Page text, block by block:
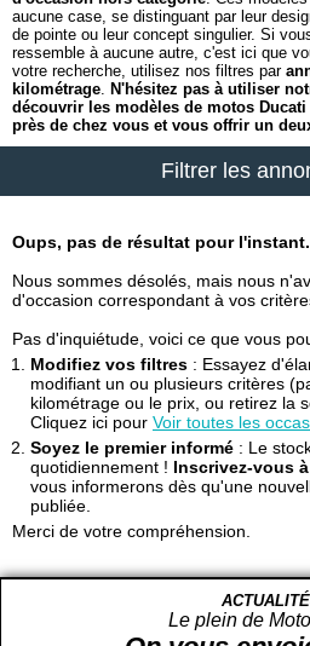
aucune case, se distinguant par leur
de pointe ou leur concept singulier. Si
ressemble à aucune autre, c'est ici que
votre recherche, utilisez nos filtres par
kilométrage. N'hésitez pas à utiliser
découvrir les modèles de motos
près de chez vous et vous offrir un
Filtrer les
Oups, pas de résultat pour
Nous sommes désolés, mais nous
d'occasion correspondant à vos
Pas d'inquiétude, voici ce que vous
Modifiez vos filtres : Essayez
modifiant un ou plusieurs critères
kilométrage ou le prix, ou retirez la
Cliquez ici pour Voir toutes les
Soyez le premier informé : Le
quotidiennement ! Inscrivez-vous
vous informerons dès qu'une
publiée.
Merci de votre compréhension.
Le plein de